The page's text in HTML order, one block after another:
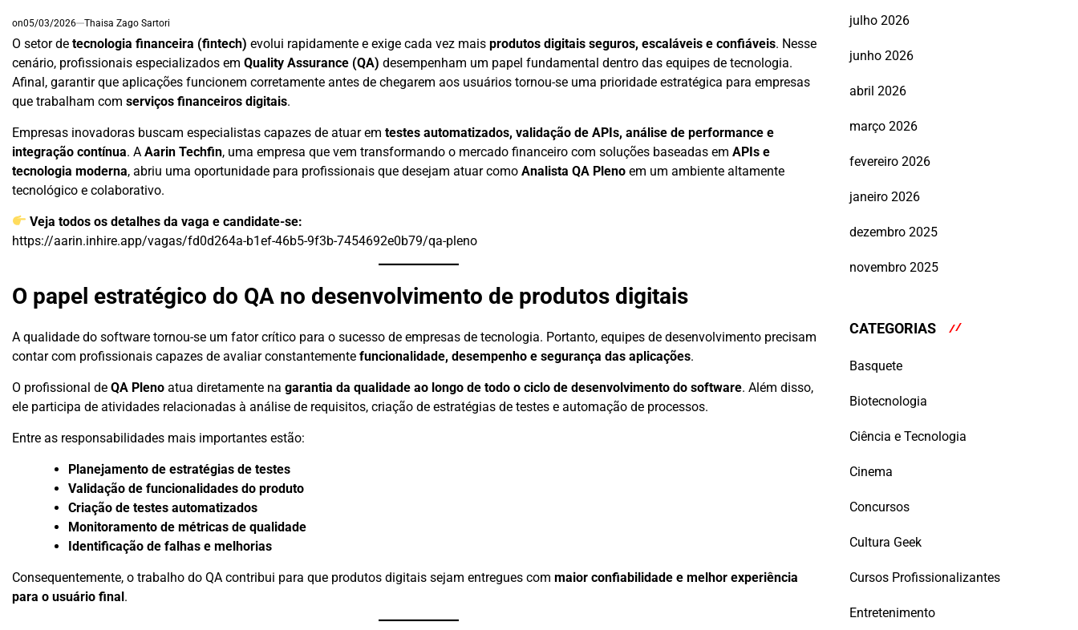
on05/03/2026 Thaisa Zago Sartori
O setor de tecnologia financeira (fintech) evolui rapidamente e exige cada vez mais produtos digitais seguros, escaláveis e confiáveis. Nesse
cenário, profissionais especializados em Quality Assurance (QA) desempenham um papel fundamental dentro das equipes de tecnologia.
Afinal, garantir que aplicações funcionem corretamente antes de chegarem aos usuários tornou-se uma prioridade estratégica para empresas
que trabalham com serviços financeiros digitais.
Empresas inovadoras buscam especialistas capazes de atuar em testes automatizados, validação de APIs, análise de performance e
integração contínua. A Aarin Techfin, uma empresa que vem transformando o mercado financeiro com soluções baseadas em APIs e
tecnologia moderna, abriu uma oportunidade para profissionais que desejam atuar como Analista QA Pleno em um ambiente altamente
tecnológico e colaborativo.
Veja todos os detalhes da vaga e candidate-se:
https://aarin.inhire.app/vagas/fd0d264a-b1ef-46b5-9f3b-7454692e0b79/qa-pleno
O papel estratégico do QA no desenvolvimento de produtos digitais
A qualidade do software tornou-se um fator crítico para o sucesso de empresas de tecnologia. Portanto, equipes de desenvolvimento precisam
contar com profissionais capazes de avaliar constantemente funcionalidade, desempenho e segurança das aplicações.
O profissional de QA Pleno atua diretamente na garantia da qualidade ao longo de todo o ciclo de desenvolvimento do software. Além disso,
ele participa de atividades relacionadas à análise de requisitos, criação de estratégias de testes e automação de processos.
Entre as responsabilidades mais importantes estão:
Planejamento de estratégias de testes
Validação de funcionalidades do produto
Criação de testes automatizados
Monitoramento de métricas de qualidade
Identificação de falhas e melhorias
Consequentemente, o trabalho do QA contribui para que produtos digitais sejam entregues com maior confiabilidade e melhor experiência
para o usuário final .
julho 2026
junho 2026
abril 2026
março 2026
fevereiro 2026
janeiro 2026
dezembro 2025
novembro 2025
CATEGORIAS
Basquete
Biotecnologia
Ciência e Tecnologia
Cinema
Concursos
Cultura Geek
Cursos Profissionalizantes
Entretenimento